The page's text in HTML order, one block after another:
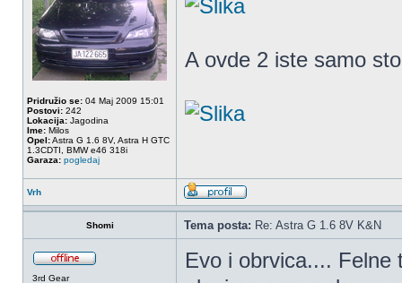
Pridružio se: 04 Maj 2009 15:01
Postovi: 242
Lokacija: Jagodina
Ime: Milos
Opel:Astra G 1.6 8V, Astra H GTC
1.3CDTI, BMW e46 318i
Garaza: pogledaj
A ovde 2 iste samo
Vrh
Shomi Tema posta: Re: Astra G 1.6 8V K&N
3rd Gear
Evo i obrvica.... Felne